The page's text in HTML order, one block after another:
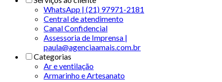
WhatsApp | (21) 97971-2181
Central de atendimento
Canal Confidencial
Assessoria de Imprensa |
paula@agenciaamais.com.br
Categorias
Ar e ventilação
Armarinho e Artesanato